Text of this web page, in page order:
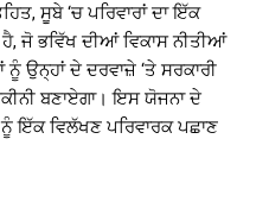
ਸੂਬੇ ‘ਚ ਪਰਿਵਾਰਾਂ ਦਾ ਇੱਕ
ਜੋ ਭਵਿੱਖ ਦੀਆਂ ਵਿਕਾਸ ਨੀਤੀਆਂ
ਉਨ੍ਹਾਂ ਦੇ ਦਰਵਾਜ਼ੇ ‘ਤੇ ਸਰਕਾਰੀ
ਬਣਾਏਗਾ। ਇਸ ਯੋਜਨਾ ਦੇ
ਇੱਕ ਵਿਲੱਖਣ ਪਰਿਵਾਰਕ ਪਛਾਣ